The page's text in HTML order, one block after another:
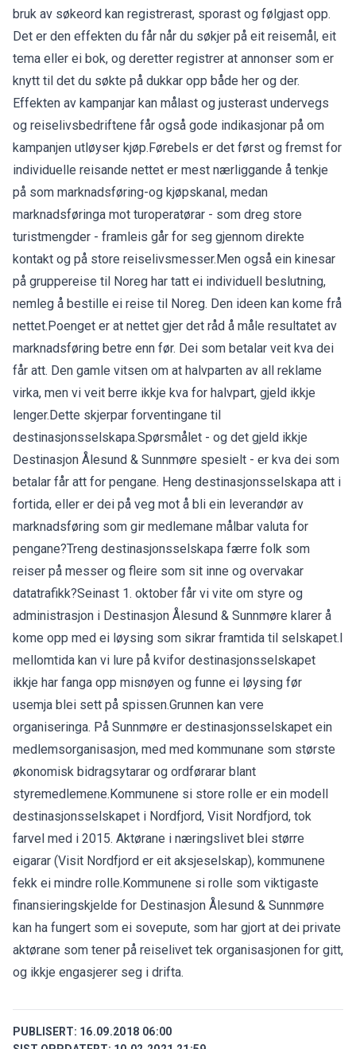
bruk av søkeord kan registrerast, sporast og følgjast opp.
Det er den effekten du får når du søkjer på eit reisemål, eit
tema eller ei bok, og deretter registrer at annonser som er
knytt til det du søkte på dukkar opp både her og der.
Effekten av kampanjar kan målast og justerast undervegs
og reiselivsbedriftene får også gode indikasjonar på om
kampanjen utløyser kjøp.Førebels er det først og fremst for
individuelle reisande nettet er mest nærliggande å tenkje
på som marknadsføring-og kjøpskanal, medan
marknadsføringa mot turoperatørar - som dreg store
turistmengder - framleis går for seg gjennom direkte
kontakt og på store reiselivsmesser.Men også ein kinesar
på gruppereise til Noreg har tatt ei individuell beslutning,
nemleg å bestille ei reise til Noreg. Den ideen kan kome frå
nettet.Poenget er at nettet gjer det råd å måle resultatet av
marknadsføring betre enn før. Dei som betalar veit kva dei
får att. Den gamle vitsen om at halvparten av all reklame
virka, men vi veit berre ikkje kva for halvpart, gjeld ikkje
lenger.Dette skjerpar forventingane til
destinasjonsselskapa.Spørsmålet - og det gjeld ikkje
Destinasjon Ålesund & Sunnmøre spesielt - er kva dei som
betalar får att for pengane. Heng destinasjonsselskapa att i
fortida, eller er dei på veg mot å bli ein leverandør av
marknadsføring som gir medlemane målbar valuta for
pengane?Treng destinasjonsselskapa færre folk som
reiser på messer og fleire som sit inne og overvakar
datatrafikk?Seinast 1. oktober får vi vite om styre og
administrasjon i Destinasjon Ålesund & Sunnmøre klarer å
kome opp med ei løysing som sikrar framtida til selskapet.I
mellomtida kan vi lure på kvifor destinasjonsselskapet
ikkje har fanga opp misnøyen og funne ei løysing før
usemja blei sett på spissen.Grunnen kan vere
organiseringa. På Sunnmøre er destinasjonsselskapet ein
medlemsorganisasjon, med med kommunane som største
økonomisk bidragsytarar og ordførarar blant
styremedlemene.Kommunene si store rolle er ein modell
destinasjonsselskapet i Nordfjord, Visit Nordfjord, tok
farvel med i 2015. Aktørane i næringslivet blei større
eigarar (Visit Nordfjord er eit aksjeselskap), kommunene
fekk ei mindre rolle.Kommunene si rolle som viktigaste
finansieringskjelde for Destinasjon Ålesund & Sunnmøre
kan ha fungert som ei sovepute, som har gjort at dei private
aktørane som tener på reiselivet tek organisasjonen for gitt,
og ikkje engasjerer seg i drifta.
PUBLISERT: 16.09.2018 06:00